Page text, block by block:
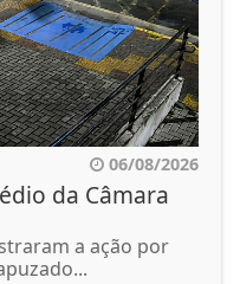
06/08/2026
da Câmara
a ação por